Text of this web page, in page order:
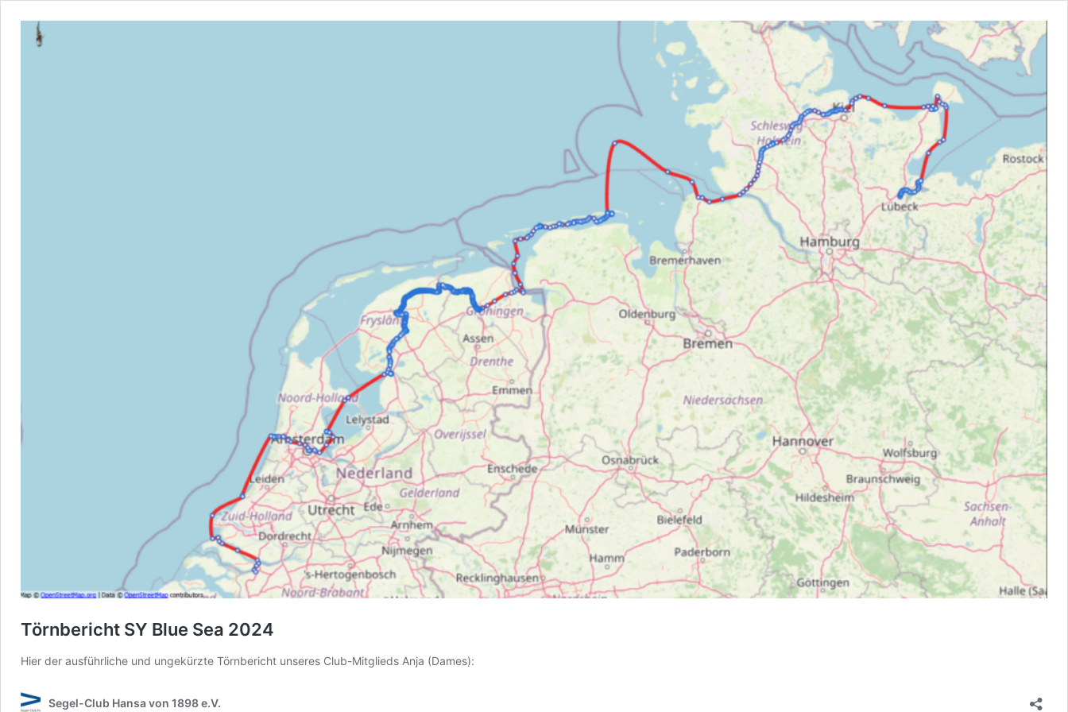
Törnbericht SY Blue Sea 2024
Hier der ausführliche und ungekürzte Törnbericht unseres Club-Mitglieds Anja (Dames):
Segel-Club Hansa von 1898 e.V.